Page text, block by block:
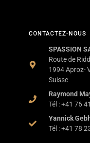
CONTACTEZ-NOUS
SPASSION
Route de
1994 Aproz-
Suisse
Raymond
Tél : +41 76
Yannick
Tél : +41 78